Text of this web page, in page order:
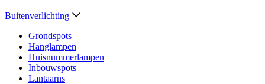
Buitenverlichting
Grondspots
Hanglampen
Huisnummerlampen
Inbouwspots
Lantaarns